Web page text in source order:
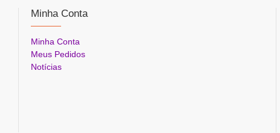
Minha Conta
Minha Conta
Meus Pedidos
Notícias